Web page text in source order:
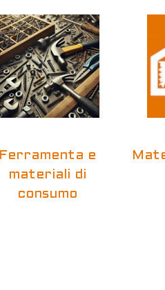
Ferramenta e
materiali di
consumo